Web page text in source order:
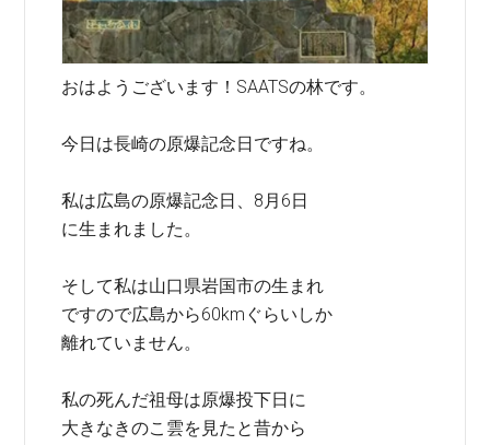
おはようございます！SAATSの林です。
今日は長崎の原爆記念日ですね。
私は広島の原爆記念日、8月6日
に生まれました。
そして私は山口県岩国市の生まれ
ですので広島から60kmぐらいしか
離れていません。
私の死んだ祖母は原爆投下日に
大きなきのこ雲を見たと昔から